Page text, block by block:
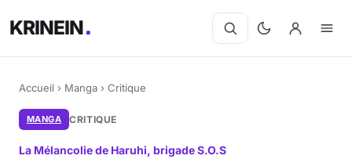
KRINEIN
Accueil › Manga › Critique
MANGA CRITIQUE
La Mélancolie de Haruhi, brigade S.O.S